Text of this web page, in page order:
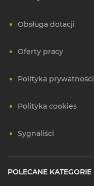
Obsługa dotacji
Oferty pracy
Polityka prywatności
Polityka cookies
Sygnaliści
POLECANE KATEGORIE